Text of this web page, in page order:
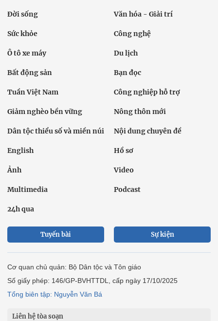
Đời sống Văn hóa - Giải trí
Sức khỏe Công nghệ
Ô tô xe máy Du lịch
Bất động sản Bạn đọc
Tuần Việt Nam Công nghiệp hỗ trợ
Giảm nghèo bền vững Nông thôn mới
Dân tộc thiểu số và miền núi Nội dung chuyên đề
English Hồ sơ
Ảnh Video
Multimedia Podcast
24h qua
Tuyến bài Sự kiện
Cơ quan chủ quản: Bộ Dân tộc và Tôn giáo
Số giấy phép: 146/GP-BVHTTDL, cấp ngày 17/10/2025
Tổng biên tập: Nguyễn Văn Bá
Liên hệ tòa soạn